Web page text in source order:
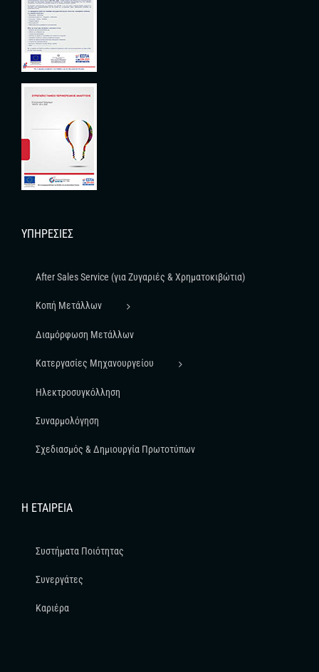
ΥΠΗΡΕΣΊΕΣ
After Sales Service (για Ζυγαριές & Χρηματοκιβώτια)
Κοπή Μετάλλων
Διαμόρφωση Μετάλλων
Κατεργασίες Μηχανουργείου
Ηλεκτροσυγκόλληση
Συναρμολόγηση
Σχεδιασμός & Δημιουργία Πρωτοτύπων
Η ΕΤΑΙΡΕΊΑ
Συστήματα Ποιότητας
Συνεργάτες
Καριέρα